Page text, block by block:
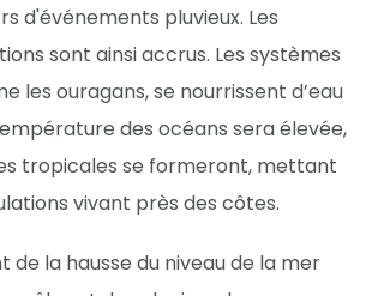
d'événements pluvieux. Les
sont ainsi accrus. Les systèmes
les ouragans, se nourrissent d’eau
des océans sera élevée,
tropicales se formeront, mettant
vivant près des côtes.
de la hausse du niveau de la mer